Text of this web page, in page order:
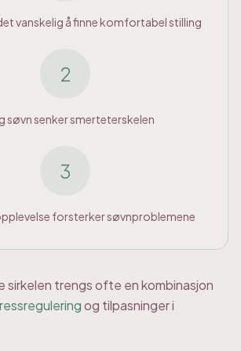
vanskelig å finne komfortabel stilling
2
søvn senker smerteterskelen
3
forsterker søvnproblemene
sirkelen trengs ofte en kombinasjon
og tilpasninger i